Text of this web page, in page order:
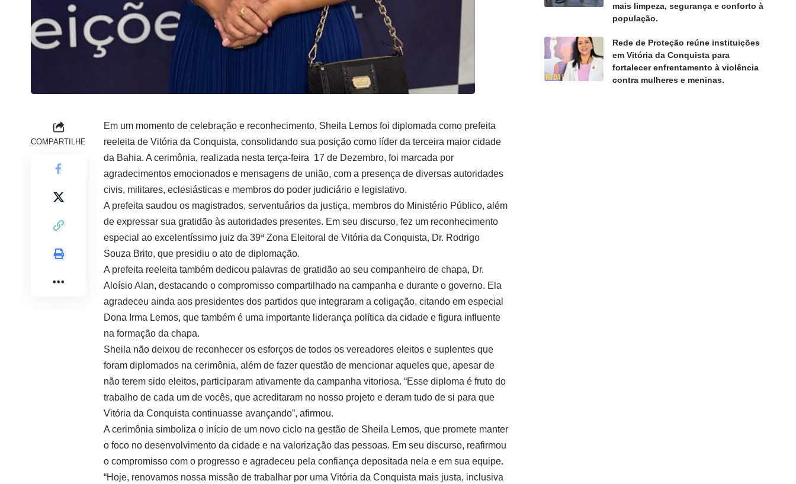
COMPARTILHE
Em um momento de celebração e reconhecimento, Sheila Lemos foi diplomada como prefeita
reeleita de Vitória da Conquista, consolidando sua posição como líder da terceira maior cidade
da Bahia. A cerimônia, realizada nesta terça-feira 17 de Dezembro, foi marcada por
agradecimentos emocionados e mensagens de união, com a presença de diversas autoridades
civis, militares, eclesiásticas e membros do poder judiciário e legislativo.
A prefeita saudou os magistrados, serventuários da justiça, membros do Ministério Público, além
de expressar sua gratidão às autoridades presentes. Em seu discurso, fez um reconhecimento
especial ao excelentíssimo juiz da 39ª Zona Eleitoral de Vitória da Conquista, Dr. Rodrigo
Souza Brito, que presidiu o ato de diplomação.
A prefeita reeleita também dedicou palavras de gratidão ao seu companheiro de chapa, Dr.
Aloísio Alan, destacando o compromisso compartilhado na campanha e durante o governo. Ela
agradeceu ainda aos presidentes dos partidos que integraram a coligação, citando em especial
Dona Irma Lemos, que também é uma importante liderança política da cidade e figura influente
na formação da chapa.
Sheila não deixou de reconhecer os esforços de todos os vereadores eleitos e suplentes que
foram diplomados na cerimônia, além de fazer questão de mencionar aqueles que, apesar de
não terem sido eleitos, participaram ativamente da campanha vitoriosa. “Esse diploma é fruto do
trabalho de cada um de vocês, que acreditaram no nosso projeto e deram tudo de si para que
Vitória da Conquista continuasse avançando”, afirmou.
A cerimônia simboliza o início de um novo ciclo na gestão de Sheila Lemos, que promete manter
o foco no desenvolvimento da cidade e na valorização das pessoas. Em seu discurso, reafirmou
o compromisso com o progresso e agradeceu pela confiança depositada nela e em sua equipe.
“Hoje, renovamos nossa missão de trabalhar por uma Vitória da Conquista mais justa, inclusiva
mais limpeza, segurança e conforto à
população.
Rede de Proteção reúne instituições
em Vitória da Conquista para
fortalecer enfrentamento à violência
contra mulheres e meninas.